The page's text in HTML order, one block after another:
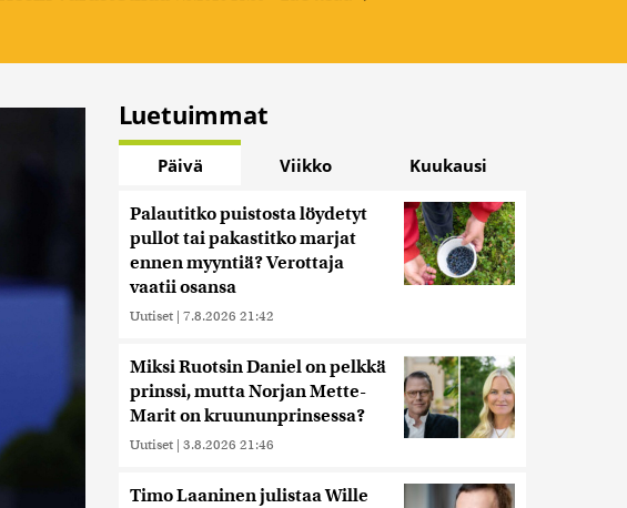
Luetuimmat
Päivä Viikko Kuukausi
Palautitko puistosta löydetyt
pullot tai pakastitko marjat
ennen myyntiä? Verottaja
vaatii osansa
Uutiset | 7.8.2026 21:42
Miksi Ruotsin Daniel on pelkkä
prinssi, mutta Norjan Mette-
Marit on kruununprinsessa?
Uutiset | 3.8.2026 21:46
Timo Laaninen julistaa Wille